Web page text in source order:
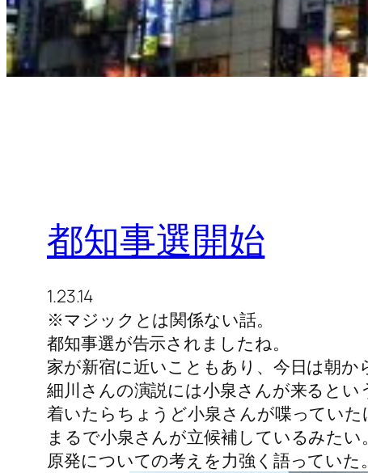
都知事選開始
1.23.14
※マジックとは関係ない話。
都知事選が告示されましたね。
家が新宿に近いこともあり、今日は朝
細川さんの演説には小泉さんが来ると
着いたらちょうど小泉さんが喋っていた
まるで小泉さんが立候補しているみたい。
原発についての考えを力強く語っていた。